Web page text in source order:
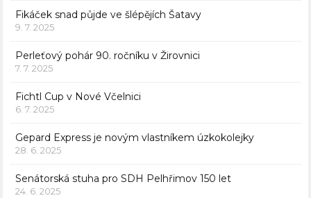
Fikáček snad půjde ve šlépějích Šatavy
9. 7. 2025
Perleťový pohár 90. ročníku v Žirovnici
7. 7. 2025
Fichtl Cup v Nové Včelnici
6. 7. 2025
Gepard Express je novým vlastníkem úzkokolejky
28. 6. 2025
Senátorská stuha pro SDH Pelhřimov 150 let
24. 6. 2025